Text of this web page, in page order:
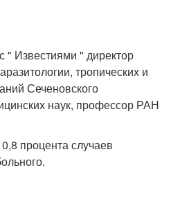
" Известиями " директор
тропических и
Сеченовского
наук, профессор РАН
процента случаев